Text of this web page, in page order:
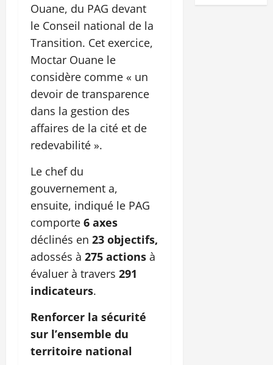
Ouane, du PAG devant
le Conseil national de la
Transition. Cet exercice,
Moctar Ouane le
considère comme « un
devoir de transparence
dans la gestion des
affaires de la cité et de
redevabilité ».
Le chef du
gouvernement a,
ensuite, indiqué le PAG
comporte 6 axes
déclinés en 23 objectifs,
adossés à 275 actions à
évaluer à travers 291
indicateurs.
Renforcer la sécurité
sur l’ensemble du
territoire national